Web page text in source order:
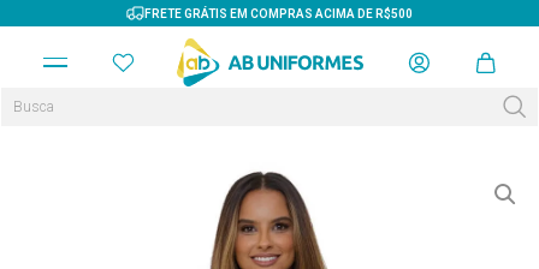
FRETE GRÁTIS EM COMPRAS ACIMA DE R$500